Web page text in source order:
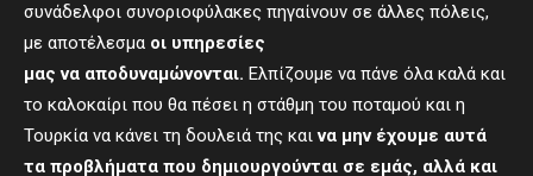
συνάδελφοι συνοριοφύλακες πηγαίνουν σε άλλες πόλεις,
με αποτέλεσμα οι υπηρεσίες
μαςνα αποδυναμώνονται. Ελπίζουμε να πάνε όλα καλά και
το καλοκαίρι που θα πέσει η στάθμη του ποταμού και η
Τουρκία να κάνει τη δουλειά της καινα μην έχουμε αυτά
τα προβλήματα που δημιουργούνται σε εμάς, αλλά και